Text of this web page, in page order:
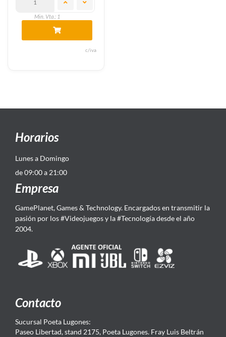
Min. Vta.: 1
c/iva
Horarios
Lunes a Domingo
de 09:00 a 21:00
Empresa
GamePlanet, Games & Technology. Encargados en transmitir la
pasión por los #Videojuegos y la #Tecnología desde el año
2004.
Contacto
Sucursal Poeta Lugones:
Paseo Libertad, stand 2175, Poeta Lugones. Fray Luis Beltrán